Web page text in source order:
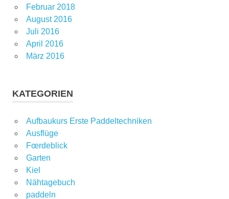
Februar 2018
August 2016
Juli 2016
April 2016
März 2016
KATEGORIEN
Aufbaukurs Erste Paddeltechniken
Ausflüge
Fœrdeblick
Garten
Kiel
Nähtagebuch
paddeln